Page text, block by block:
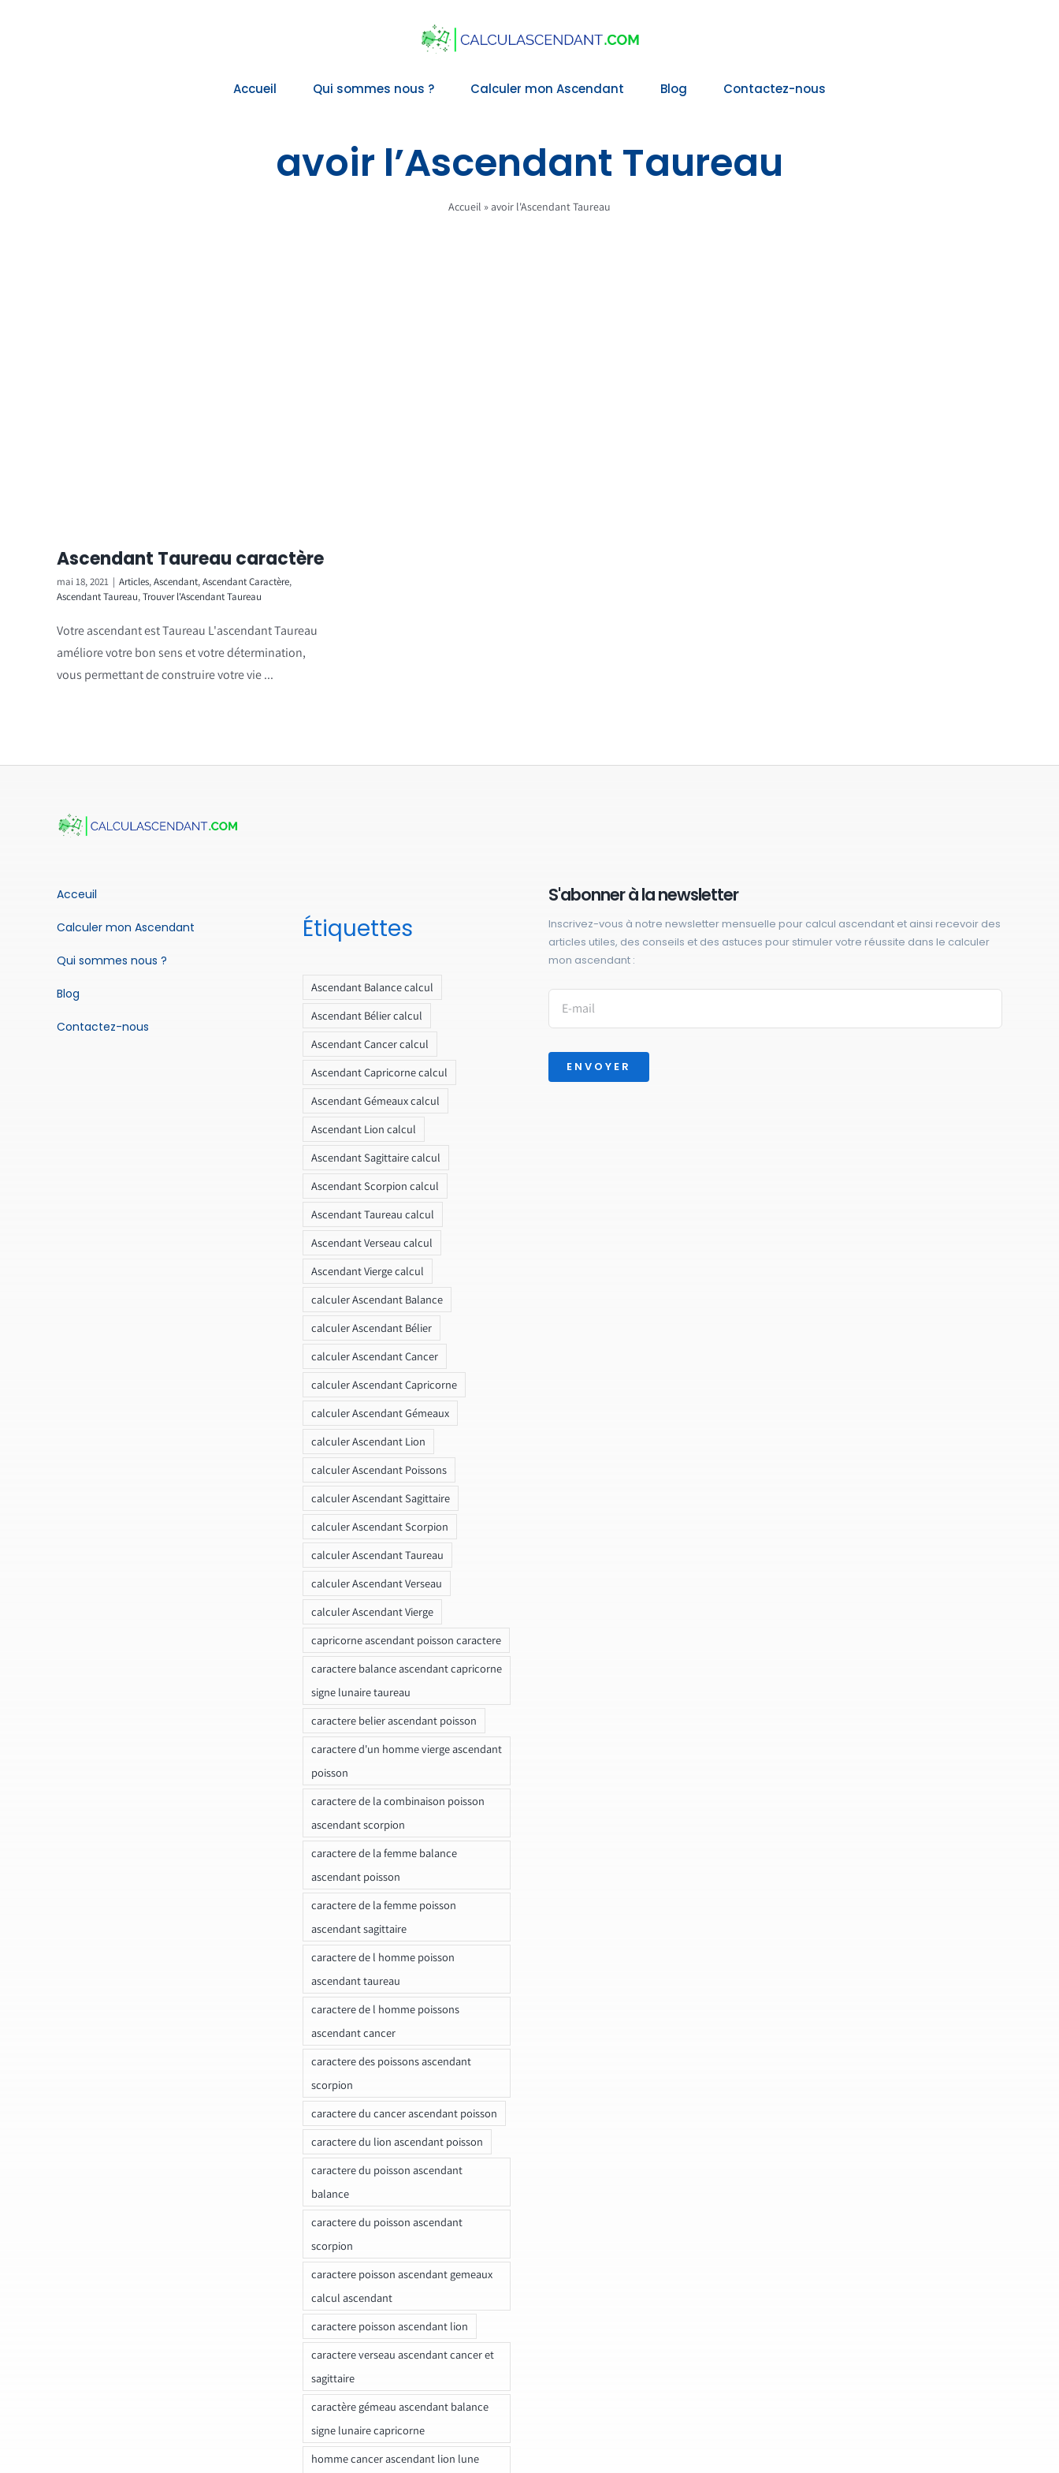
Accueil Qui sommes nous ? Calculer mon Ascendant Blog Contactez-nous
avoir l’Ascendant Taureau
Accueil »avoir l'Ascendant Taureau
Ascendant Taureau caractère
mai 18, 2021 | Articles,Ascendant,Ascendant Caractère,
Ascendant Taureau,Trouver l'Ascendant Taureau
Votre ascendant est Taureau L'ascendant Taureau
améliore votre bon sens et votre détermination,
vous permettant de construire votre vie ...
Acceuil
Calculer mon Ascendant
Qui sommes nous ?
Blog
Contactez-nous
Étiquettes
Ascendant Balance calcul
Ascendant Bélier calcul
Ascendant Cancer calcul
Ascendant Capricorne calcul
Ascendant Gémeaux calcul
Ascendant Lion calcul
Ascendant Sagittaire calcul
Ascendant Scorpion calcul
Ascendant Taureau calcul
Ascendant Verseau calcul
Ascendant Vierge calcul
calculer Ascendant Balance
calculer Ascendant Bélier
calculer Ascendant Cancer
calculer Ascendant Capricorne
calculer Ascendant Gémeaux
calculer Ascendant Lion
calculer Ascendant Poissons
calculer Ascendant Sagittaire
calculer Ascendant Scorpion
calculer Ascendant Taureau
calculer Ascendant Verseau
calculer Ascendant Vierge
capricorne ascendant poisson caractere
caractere balance ascendant capricorne
signe lunaire taureau
caractere belier ascendant poisson
caractere d'un homme vierge ascendant
poisson
caractere de la combinaison poisson
ascendant scorpion
caractere de la femme balance
ascendant poisson
caractere de la femme poisson
ascendant sagittaire
caractere de l homme poisson
ascendant taureau
caractere de l homme poissons
ascendant cancer
caractere des poissons ascendant
scorpion
caractere du cancer ascendant poisson
caractere du lion ascendant poisson
caractere du poisson ascendant
balance
caractere du poisson ascendant
scorpion
caractere poisson ascendant gemeaux
calcul ascendant
caractere poisson ascendant lion
caractere verseau ascendant cancer et
sagittaire
caractère gémeau ascendant balance
signe lunaire capricorne
homme cancer ascendant lion lune
S'abonner à la newsletter
Inscrivez-vous à notre newsletter mensuelle pour calcul ascendant et ainsi recevoir des
articles utiles, des conseils et des astuces pour stimuler votre réussite dans le calculer
mon ascendant :
ENVOYER